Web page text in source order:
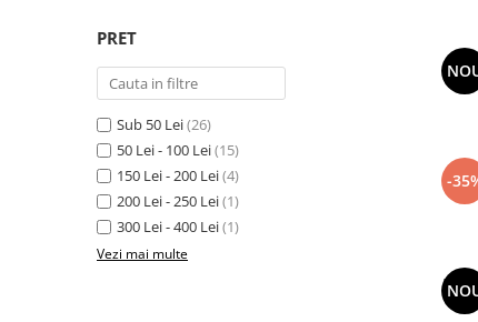
Alte ramuri sportive
Cupe economice
Cupe standard
Cupe premium
Accesorii Cupe
Personalizari Cupe
PRET
Sub 50 Lei(26)
50 Lei - 100 Lei(15)
150 Lei - 200 Lei(4)
200 Lei - 250 Lei(1)
300 Lei - 400 Lei(1)
Vezi mai multe
-